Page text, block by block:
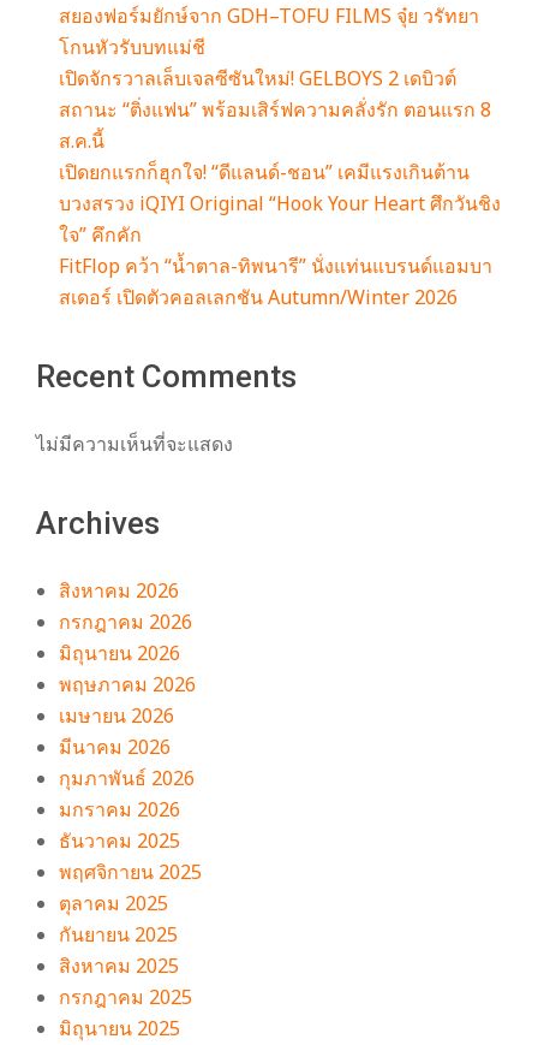
สยองฟอร์มยักษ์จาก GDH–TOFU FILMS จุ๋ย วรัทยา
โกนหัวรับบทแม่ชี
เปิดจักรวาลเล็บเจลซีซันใหม่! GELBOYS 2 เดบิวต์
สถานะ “ติ่งแฟน” พร้อมเสิร์ฟความคลั่งรัก ตอนแรก 8
ส.ค.นี้
เปิดยกแรกก็ฮุกใจ! “ดีแลนด์-ชอน” เคมีแรงเกินต้าน
บวงสรวง iQIYI Original “Hook Your Heart ศึกวันชิง
ใจ” คึกคัก
FitFlop คว้า “น้ำตาล-ทิพนารี” นั่งแท่นแบรนด์แอมบา
สเดอร์ เปิดตัวคอลเลกชัน Autumn/Winter 2026
Recent Comments
ไม่มีความเห็นที่จะแสดง
Archives
สิงหาคม 2026
กรกฎาคม 2026
มิถุนายน 2026
พฤษภาคม 2026
เมษายน 2026
มีนาคม 2026
กุมภาพันธ์ 2026
มกราคม 2026
ธันวาคม 2025
พฤศจิกายน 2025
ตุลาคม 2025
กันยายน 2025
สิงหาคม 2025
กรกฎาคม 2025
มิถุนายน 2025